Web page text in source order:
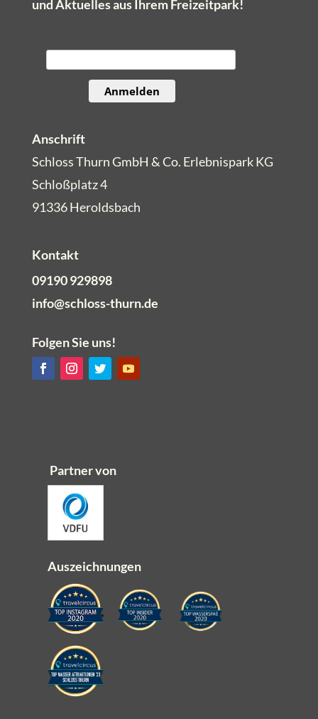
und Aktuelles aus Ihrem Freizeitpark!
Anmelden
Anschrift
Schloss Thurn GmbH & Co. Erlebnispark KG
Schloßplatz 4
91336 Heroldsbach
Kontakt
09190 929898
info@schloss-thurn.de
Folgen Sie uns!
Partner von
Auszeichnungen